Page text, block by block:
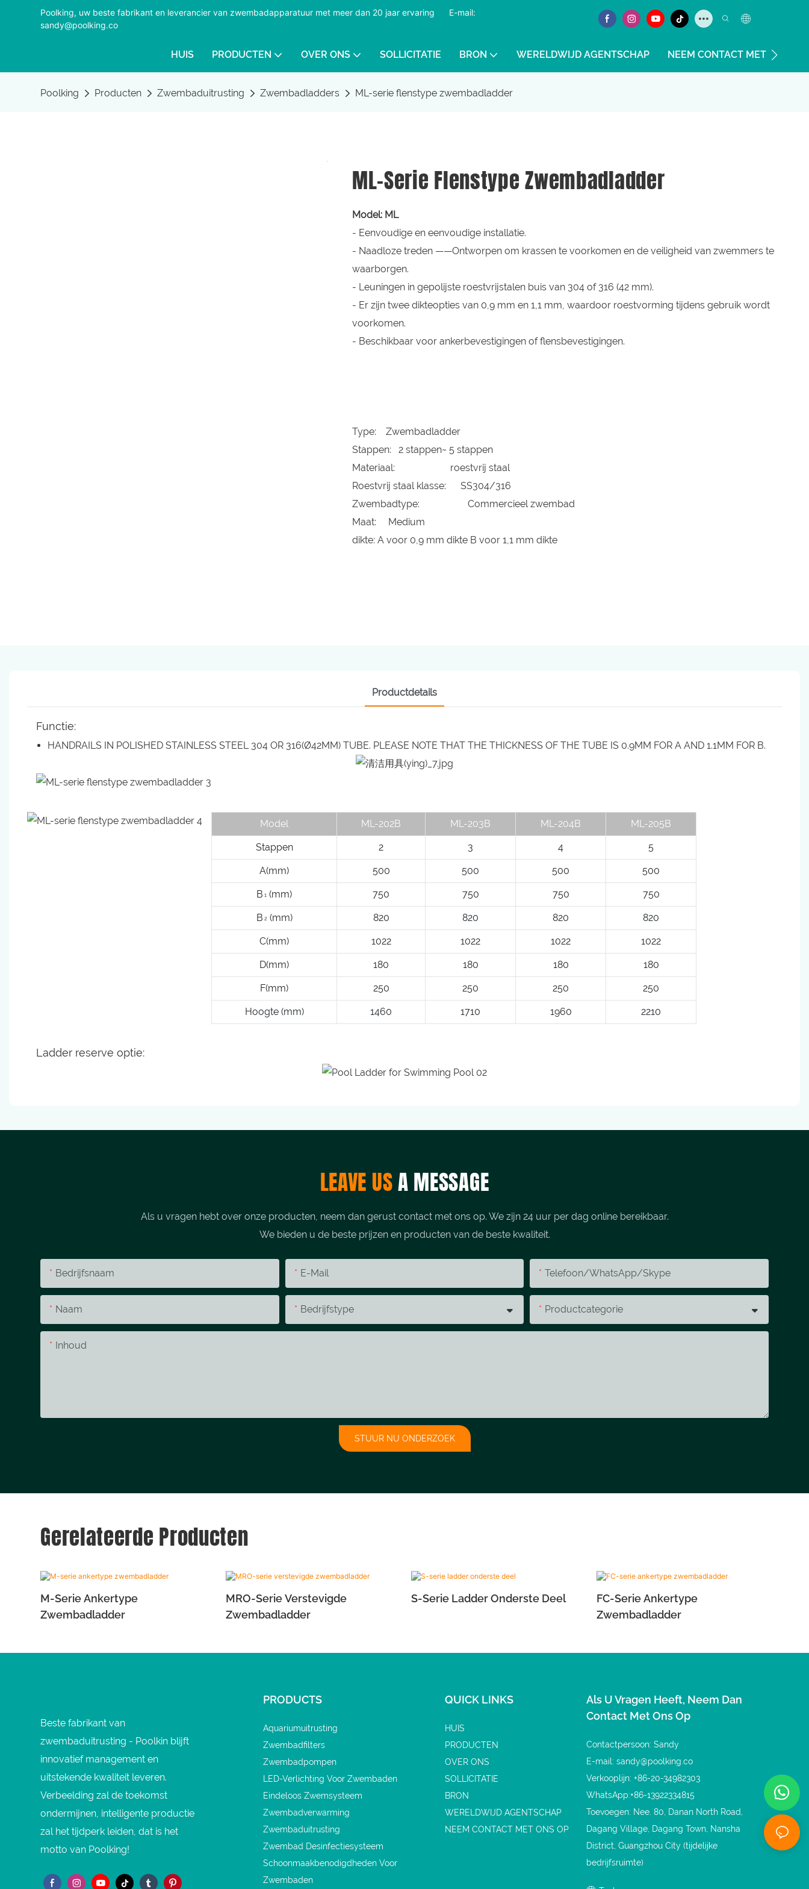
Poolking, uw beste fabrikant en leverancier van zwembadapparatuur met meer dan 20 jaar ervaring
E-mail:
sandy@poolking.co
HUIS PRODUCTEN OVER ONS SOLLICITATIE BRON WERELDWIJD AGENTSCHAP NEEM CONTACT MET ONS OP
Poolking Producten Zwembaduitrusting Zwembadladders ML-serie flenstype zwembadladder
ML-Serie Flenstype Zwembadladder
Model: ML
- Eenvoudige en eenvoudige installatie.
- Naadloze treden ——Ontworpen om krassen te voorkomen en de veiligheid van zwemmers te
waarborgen.
- Leuningen in gepolijste roestvrijstalen buis van 304 of 316 (42 mm).
- Er zijn twee dikteopties van 0,9 mm en 1,1 mm, waardoor roestvorming tijdens gebruik wordt
voorkomen.
- Beschikbaar voor ankerbevestigingen of flensbevestigingen.
Type: Zwembadladder
Stappen: 2 stappen~ 5 stappen
Materiaal: roestvrij staal
Roestvrij staal klasse: SS304/316
Zwembadtype: Commercieel zwembad
Maat: Medium
dikte: A voor 0,9 mm dikte B voor 1,1 mm dikte
Productdetails
Functie:
HANDRAILS IN POLISHED STAINLESS STEEL 304 OR 316(Ø42MM) TUBE. PLEASE NOTE THAT THE THICKNESS OF THE TUBE IS 0.9MM FOR A AND 1.1MM FOR B.
Model ML-202B ML-203B ML-204B ML-205B
Stappen 2 3 4 5
A(mm) 500 500 500 500
B 1 (mm) 750 750 750 750
B 2(mm) 820 820 820 820
C(mm) 1022 1022 1022 1022
D(mm) 180 180 180 180
F(mm) 250 250 250 250
Hoogte (mm) 1460 1710 1960 2210
Ladder reserve optie:
LEAVE USA MESSAGE
Als u vragen hebt over onze producten, neem dan gerust contact met ons op. We zijn 24 uur per dag online bereikbaar.
We bieden u de beste prijzen en producten van de beste kwaliteit.
Bedrijfsnaam E-Mail Telefoon/WhatsApp/Skype
Naam Bedrijfstype Productcategorie
Inhoud
STUUR NU ONDERZOEK
Gerelateerde Producten
M-Serie Ankertype
Zwembadladder
MRO-Serie Verstevigde
Zwembadladder
S-Serie Ladder Onderste Deel
FC-Serie Ankertype
Zwembadladder
Beste fabrikant van
zwembaduitrusting - Poolkin blijft
innovatief management en
uitstekende kwaliteit leveren.
Verbeelding zal de toekomst
ondermijnen, intelligente productie
zal het tijdperk leiden, dat is het
motto van Poolking!
PRODUCTS
Aquariumuitrusting
Zwembadfilters
Zwembadpompen
LED-Verlichting Voor Zwembaden
Eindeloos Zwemsysteem
Zwembadverwarming
Zwembaduitrusting
Zwembad Desinfectiesysteem
Schoonmaakbenodigdheden Voor
Zwembaden
QUICK LINKS
HUIS
PRODUCTEN
OVER ONS
SOLLICITATIE
BRON
WERELDWIJD AGENTSCHAP
NEEM CONTACT MET ONS OP
Als U Vragen Heeft, Neem Dan
Contact Met Ons Op
Contactpersoon: Sandy
E-mail:sandy@poolking.co
Verkooplijn: +86-20-34982303
WhatsApp:+86-13922334815
Toevoegen: Nee. 80, Danan North Road,
Dagang Village, Dagang Town, Nansha
District, Guangzhou City (tijdelijke
bedrijfsruimte)